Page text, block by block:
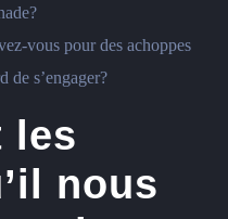
vous pour des achoppes
de s’engager?
les
nous